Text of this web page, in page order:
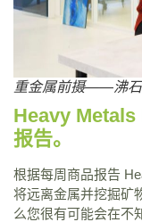
重金属前摄——沸
Heavy
报告。
根据每周商品报告
将远离金属并挖掘矿
么您很有可能会在不